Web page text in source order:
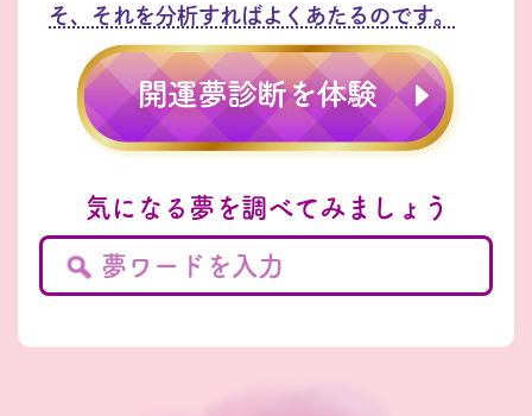
そ、それを分析すればよくあたるのです。
気になる夢を調べてみましょう